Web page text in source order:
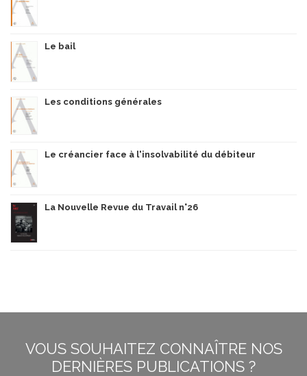
Le bail
Les conditions générales
Le créancier face à l'insolvabilité du débiteur
La Nouvelle Revue du Travail n°26
VOUS SOUHAITEZ CONNAÎTRE NOS
DERNIÈRES PUBLICATIONS ?